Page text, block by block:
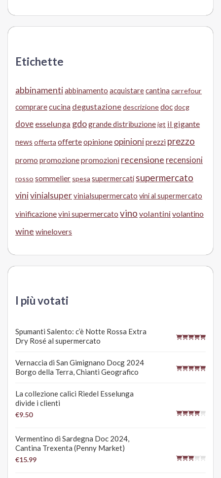
Etichette
abbinamentiabbinamento acquistarecantina carrefour
comprarecucina degustazionedescrizionedocdocg
dove esselunga gdogrande distribuzioneigt il gigante
news offerta offerteopinione opinioniprezzi prezzo
promo promozionepromozioni recensione recensioni
rosso sommelier spesa supermercati supermercato
vinivinialsupervinialsupermercato vini al supermercato
vinificazionevini supermercato vino volantini volantino
wine winelovers
I più votati
Spumanti Salento: c’è Notte Rossa Extra
Dry Rosé al supermercato
Vernaccia di San Gimignano Docg 2024
Borgo della Terra, Chianti Geografico
La collezione calici Riedel Esselunga
divide i clienti
€9.50
Vermentino di Sardegna Doc 2024,
Cantina Trexenta (Penny Market)
€15.99